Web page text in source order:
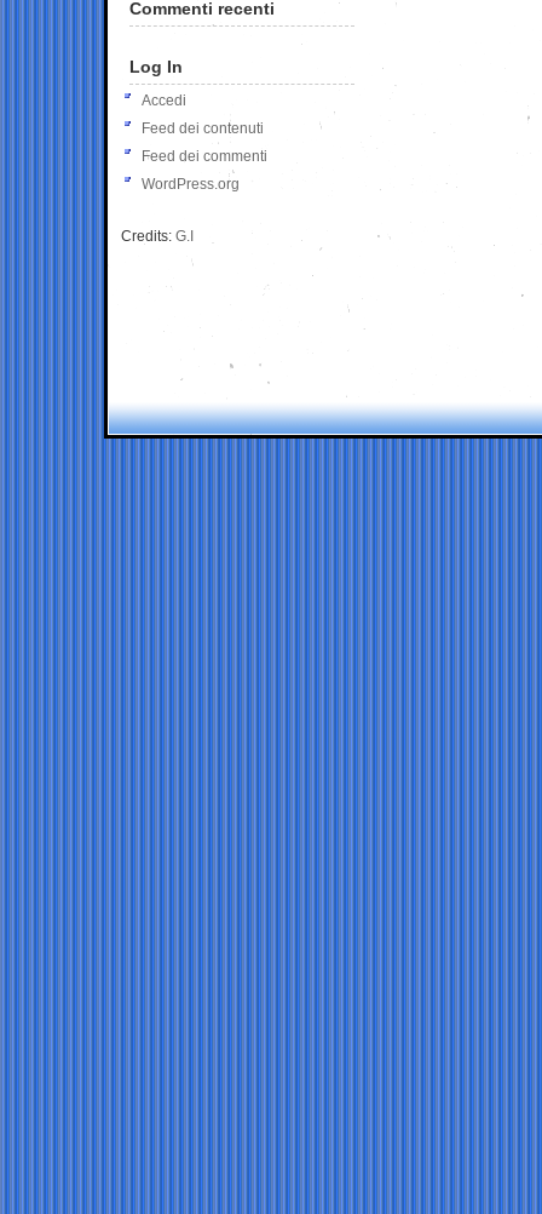
Commenti recenti
Log In
Accedi
Feed dei contenuti
Feed dei commenti
WordPress.org
Credits: G.I